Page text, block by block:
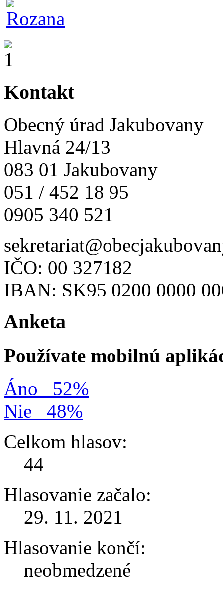
Kontakt
Obecný úrad Jakubovany
Hlavná 24/13
083 01 Jakubovany
051 / 452 18 95
0905 340 521
IČO: 00 327182
IBAN: SK95 0200 0000
Anketa
Používate mobilnú
Áno
52%
Nie
48%
Celkom hlasov:
44
Hlasovanie začalo:
29. 11. 2021
Hlasovanie končí:
neobmedzené